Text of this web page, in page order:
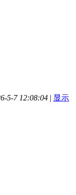
5-7 12:08:04 | 显示